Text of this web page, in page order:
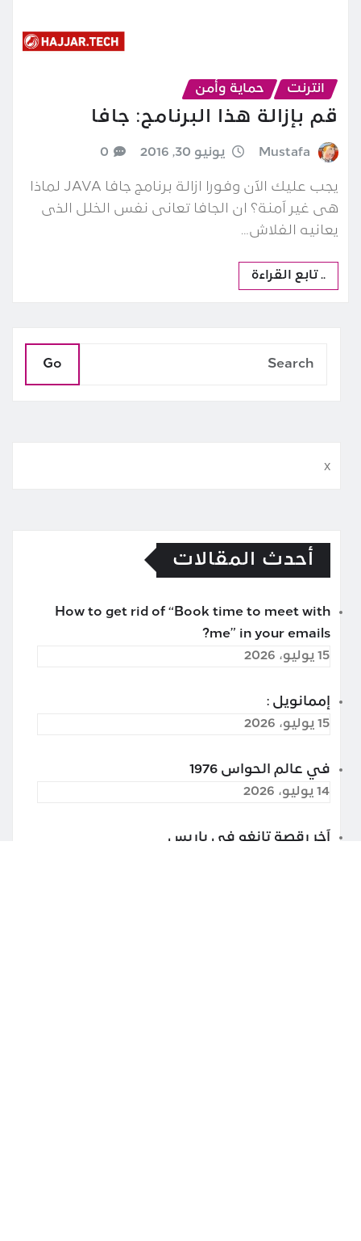
انترنت حماية وأمن
قم بإزالة هذا البرنامج: جافا
Mustafa يونيو 30, 2016 0
يجب عليك الآن وفورا ازالة برنامج جافا JAVA لماذا
هى غير آمنة؟ ان الجافا تعانى نفس الخلل الذى
يعانيه الفلاش…
.. تابع القراءة
Go
x
أحدث المقالات
How to get rid of “Book time to meet with
me” in your emails?
15 يوليو، 2026
إممانويل :
15 يوليو، 2026
في عالم الحواس 1976
14 يوليو، 2026
آخر رقصة تانغو في باريس